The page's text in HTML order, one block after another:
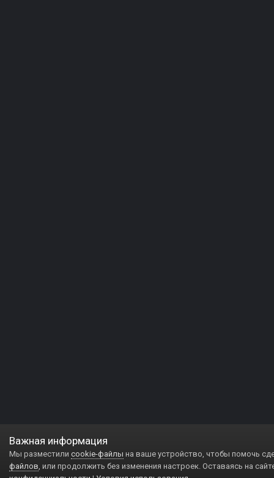
Важная информация
Мы разместили cookie-файлы на ваше устройство, чтобы помочь
файлов, или продолжить без изменения настроек. Оставаясь на